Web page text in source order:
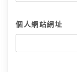
個人網站網址